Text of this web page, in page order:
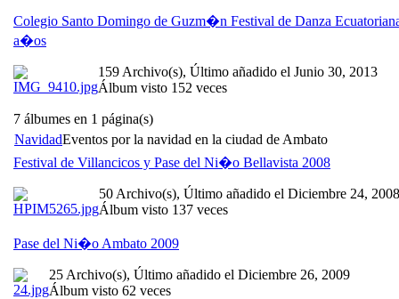
Colegio Santo Domingo de Guzm�n Festival de Danza
a�os
159 Archivo(s), Último añadido el Junio 30, 2013
Álbum visto 152 veces
7 álbumes en 1 página(s)
NavidadEventos por la navidad en la ciudad de Ambato
Festival de Villancicos y Pase del Ni�o Bellavista 2008
50 Archivo(s), Último añadido el Diciembre 24, 2008
Álbum visto 137 veces
Pase del Ni�o Ambato 2009
25 Archivo(s), Último añadido el Diciembre 26, 2009
Álbum visto 62 veces